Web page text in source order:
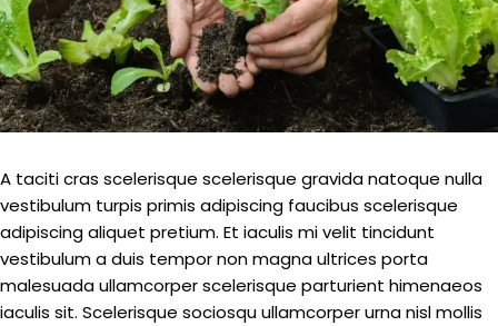
A taciti cras scelerisque scelerisque gravida natoque nulla
vestibulum turpis primis adipiscing faucibus scelerisque
adipiscing aliquet pretium. Et iaculis mi velit tincidunt
vestibulum a duis tempor non magna ultrices porta
malesuada ullamcorper scelerisque parturient himenaeos
iaculis sit. Scelerisque sociosqu ullamcorper urna nisl mollis